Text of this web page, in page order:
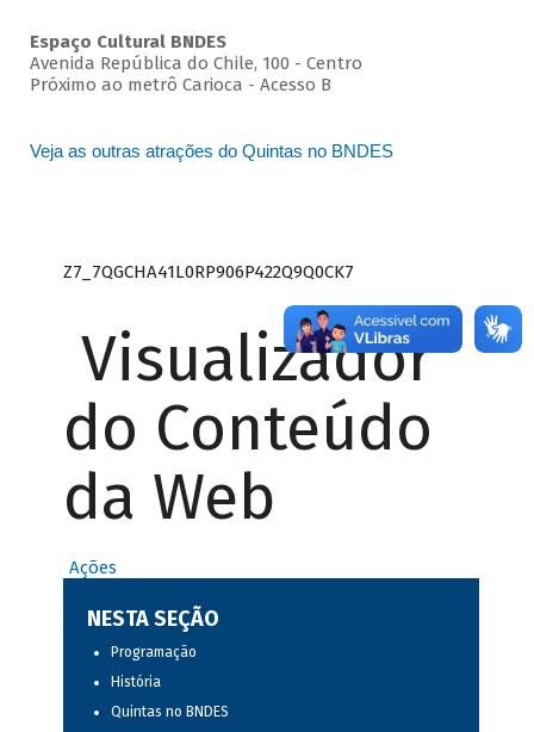
Espaço Cultural BNDES
Avenida República do Chile, 100 - Centro
Próximo ao metrô Carioca - Acesso B
Veja as outras atrações do Quintas no BNDES
Z7_7QGCHA41L0RP906P422Q9Q0CK7
Visualizador
do Conteúdo
da Web
Ações
NESTA SEÇÃO
Programação
História
Quintas no BNDES